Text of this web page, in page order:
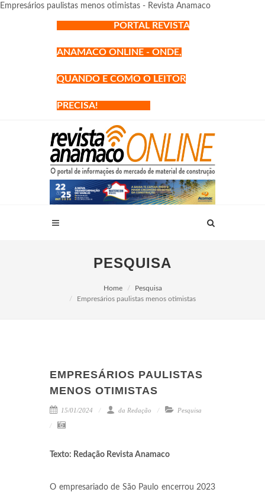
Empresários paulistas menos otimistas - Revista Anamaco
PORTAL REVISTA
ANAMACO ONLINE - ONDE,
QUANDO E COMO O LEITOR
PRECISA!
PESQUISA
Home
Pesquisa
Empresários paulistas menos otimistas
EMPRESÁRIOS PAULISTAS
MENOS OTIMISTAS
15/01/2024 da Redação Pesquisa
Texto: Redação Revista Anamaco
O empresariado de São Paulo encerrou 2023